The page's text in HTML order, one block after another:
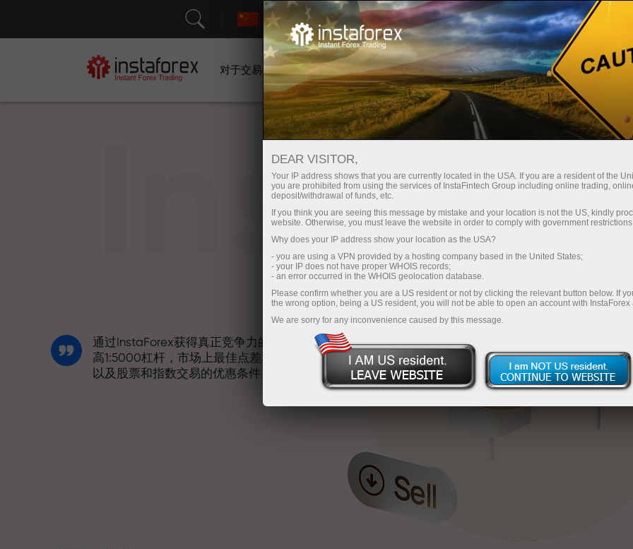
支持 即时开户 交易平台
对于交易者 对于合作伙伴 广告
通过InstaForex获得真正竞争力的机会：最
高1:5000杠杆，市场上最佳点差和手续费，
以及股票和指数交易的优惠条件
DEAR VISITOR,
Your IP address shows that you are currently located in the USA. If you are a resident of the
you are prohibited from using the services of InstaFintech Group including online trading,
deposit/withdrawal of funds, etc.
If you think you are seeing this message by mistake and your location is not the US, kindly
website. Otherwise, you must leave the website in order to comply with government
Why does your IP address show your location as the USA?
- you are using a VPN provided by a hosting company based in the United States;
- your IP does not have proper WHOIS records;
- an error occurred in the WHOIS geolocation database.
Please confirm whether you are a US resident or not by clicking the relevant button below. If
the wrong option, being a US resident, you will not be able to open an account with InstaForex
We are sorry for any inconvenience caused by this message.